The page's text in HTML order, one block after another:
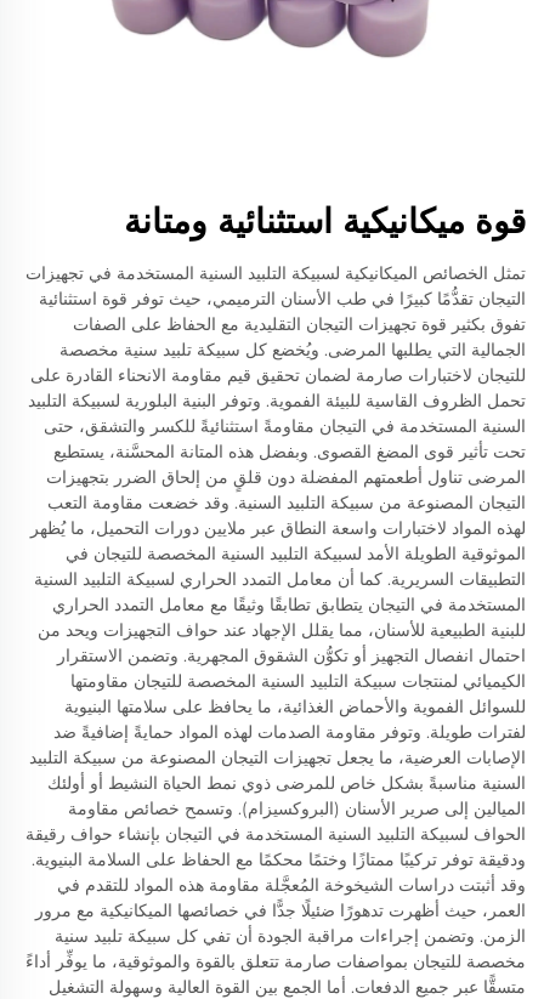
قوة ميكانيكية استثنائية ومتانة
تمثل الخصائص الميكانيكية لسبيكة التلبيد السنية المستخدمة في تجهيزات
التيجان تقدُّمًا كبيرًا في طب الأسنان الترميمي، حيث توفر قوة استثنائية
تفوق بكثير قوة تجهيزات التيجان التقليدية مع الحفاظ على الصفات
الجمالية التي يطلبها المرضى. ويُخضع كل سبيكة تلبيد سنية مخصصة
للتيجان لاختبارات صارمة لضمان تحقيق قيم مقاومة الانحناء القادرة على
تحمل الظروف القاسية للبيئة الفموية. وتوفر البنية البلورية لسبيكة التلبيد
السنية المستخدمة في التيجان مقاومةً استثنائيةً للكسر والتشقق، حتى
تحت تأثير قوى المضغ القصوى. وبفضل هذه المتانة المحسَّنة، يستطيع
المرضى تناول أطعمتهم المفضلة دون قلقٍ من إلحاق الضرر بتجهيزات
التيجان المصنوعة من سبيكة التلبيد السنية. وقد خضعت مقاومة التعب
لهذه المواد لاختبارات واسعة النطاق عبر ملايين دورات التحميل، ما يُظهر
الموثوقية الطويلة الأمد لسبيكة التلبيد السنية المخصصة للتيجان في
التطبيقات السريرية. كما أن معامل التمدد الحراري لسبيكة التلبيد السنية
المستخدمة في التيجان يتطابق تطابقًا وثيقًا مع معامل التمدد الحراري
للبنية الطبيعية للأسنان، مما يقلل الإجهاد عند حواف التجهيزات ويحد من
احتمال انفصال التجهيز أو تكوُّن الشقوق المجهرية. وتضمن الاستقرار
الكيميائي لمنتجات سبيكة التلبيد السنية المخصصة للتيجان مقاومتها
للسوائل الفموية والأحماض الغذائية، ما يحافظ على سلامتها البنيوية
لفترات طويلة. وتوفر مقاومة الصدمات لهذه المواد حمايةً إضافيةً ضد
الإصابات العرضية، ما يجعل تجهيزات التيجان المصنوعة من سبيكة التلبيد
السنية مناسبةً بشكل خاص للمرضى ذوي نمط الحياة النشيط أو أولئك
الميالين إلى صرير الأسنان (البروكسيزام). وتسمح خصائص مقاومة
الحواف لسبيكة التلبيد السنية المستخدمة في التيجان بإنشاء حواف رقيقة
ودقيقة توفر تركيبًا ممتازًا وختمًا محكمًا مع الحفاظ على السلامة البنيوية.
وقد أثبتت دراسات الشيخوخة المُعجَّلة مقاومة هذه المواد للتقدم في
العمر، حيث أظهرت تدهورًا ضئيلًا جدًّا في خصائصها الميكانيكية مع مرور
الزمن. وتضمن إجراءات مراقبة الجودة أن تفي كل سبيكة تلبيد سنية
مخصصة للتيجان بمواصفات صارمة تتعلق بالقوة والموثوقية، ما يوفِّر أداءً
متسقًّا عبر جميع الدفعات. أما الجمع بين القوة العالية وسهولة التشغيل